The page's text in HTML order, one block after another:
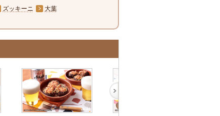
ズッキーニ 大葉